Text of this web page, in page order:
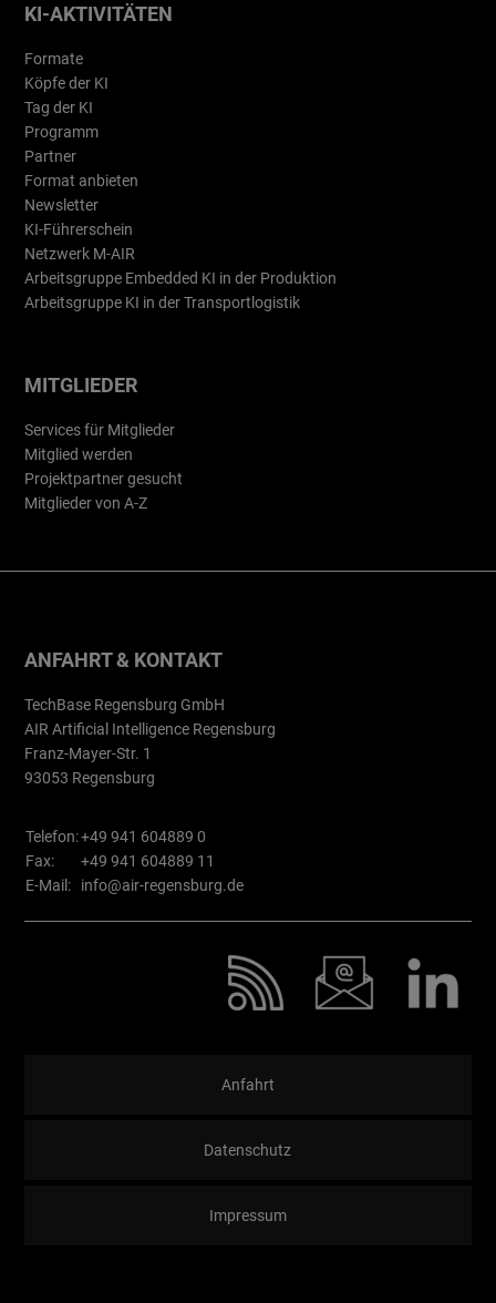
KI-AKTIVITÄTEN
Formate
Köpfe der KI
Tag der KI
Programm
Partner
Format anbieten
Newsletter
KI-Führerschein
Netzwerk M-AIR
Arbeitsgruppe Embedded KI in der Produktion
Arbeitsgruppe KI in der Transportlogistik
MITGLIEDER
Services für Mitglieder
Mitglied werden
Projektpartner gesucht
Mitglieder von A-Z
ANFAHRT & KONTAKT
TechBase Regensburg GmbH
AIR Artificial Intelligence Regensburg
Franz-Mayer-Str. 1
93053 Regensburg
Telefon:
Fax:
E-Mail:
+49 941 604889 0
+49 941 604889 11
info@air-regensburg.de
Anfahrt
Datenschutz
Impressum